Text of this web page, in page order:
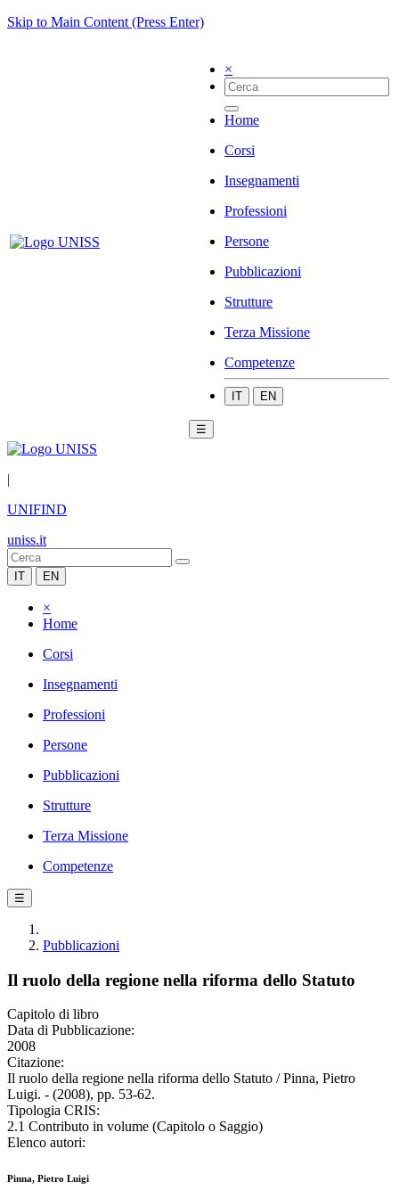
Skip to Main Content (Press Enter)
×
Home
Corsi
Insegnamenti
Professioni
Persone
Pubblicazioni
Strutture
Terza Missione
Competenze
IT EN
☰
|
UNIFIND
uniss.it
IT EN
×
Home
Corsi
Insegnamenti
Professioni
Persone
Pubblicazioni
Strutture
Terza Missione
Competenze
☰
Pubblicazioni
Il ruolo della regione nella riforma dello Statuto
Capitolo di libro
Data di Pubblicazione:
2008
Citazione:
Il ruolo della regione nella riforma dello Statuto / Pinna, Pietro
Luigi. - (2008), pp. 53-62.
Tipologia CRIS:
2.1 Contributo in volume (Capitolo o Saggio)
Elenco autori:
Pinna, Pietro Luigi